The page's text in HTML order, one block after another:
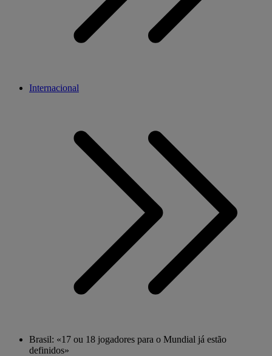
Internacional
Brasil: «17 ou 18 jogadores para o Mundial já estão
definidos»